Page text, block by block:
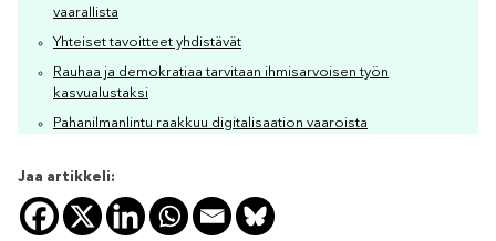
vaarallista
Yhteiset tavoitteet yhdistävät
Rauhaa ja demokratiaa tarvitaan ihmisarvoisen työn
kasvualustaksi
Pahanilmanlintu raakkuu digitalisaation vaaroista
Jaa artikkeli: